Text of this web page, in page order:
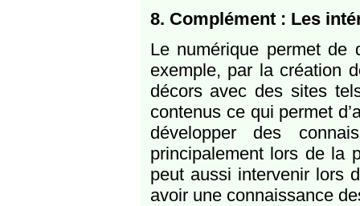
8. Complément : Les
Le numérique permet de
exemple, par la création
décors avec des sites
contenus ce qui permet
développer des
principalement lors de la
peut aussi intervenir lors
avoir une connaissance